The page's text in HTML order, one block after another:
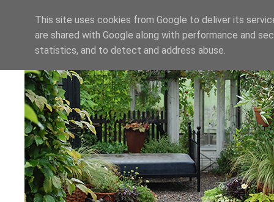
This site uses cookies from Google to deliver its
are shared with Google along with performance and
statistics, and to detect and address abuse.